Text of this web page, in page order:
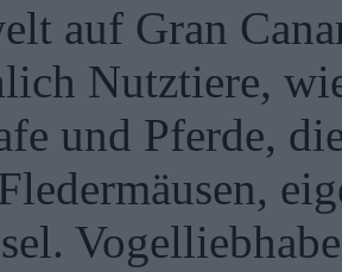
auf Gran
Nutztiere,
und Pferde,